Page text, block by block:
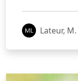
Lateur, M.